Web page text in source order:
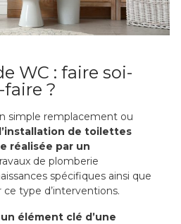
WC : faire soi-
?
simple remplacement ou
l’installation de toilettes
réalisée par un
de plomberie
spécifiques ainsi que
type d’interventions.
élément clé d’une